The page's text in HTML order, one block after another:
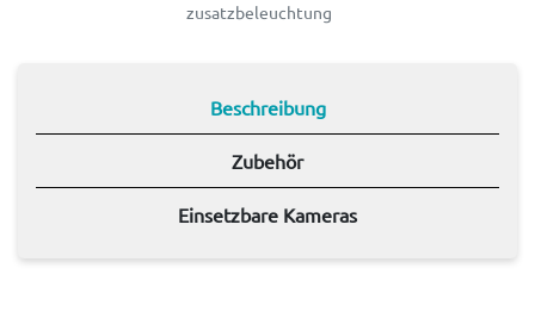
zusatzbeleuchtung
Beschreibung
Zubehör
Einsetzbare Kameras